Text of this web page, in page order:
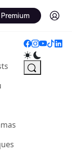
Premium Log in